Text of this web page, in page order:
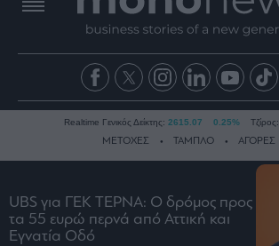
Ειδήσεις
Οικονομία
Realtime Γενικός Δείκτης: 2615.07 0.25% Τζίρος:
ΜΕΤΟΧΕΣ ΤΑΜΠΛΟ ΑΓΟΡΕΣ
UBS για ΓΕΚ ΤΕΡΝΑ: Ο δρόμος προς
τα 55 ευρώ περνά από Αττική και
Εγνατία Οδό